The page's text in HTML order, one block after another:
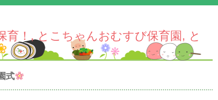
育！ , とこちゃんおむすび保育園 , と
式